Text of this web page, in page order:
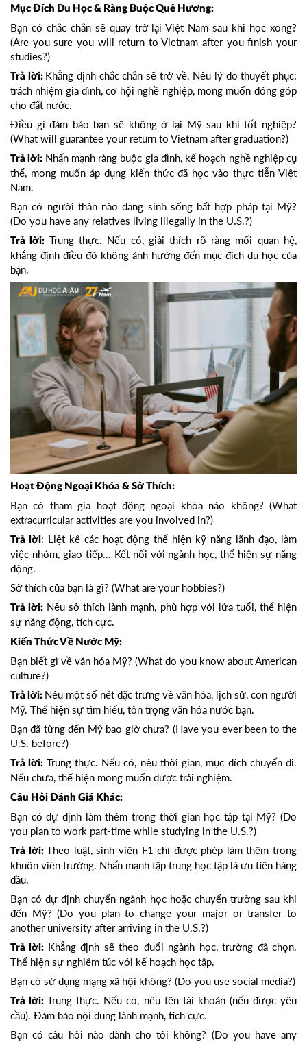
Mục Đích Du Học & Ràng Buộc Quê Hương:
Bạn có chắc chắn sẽ quay trở lại Việt Nam sau khi học xong?
(Are you sure you will return to Vietnam after you finish your
studies?)
Trả lời: Khẳng định chắc chắn sẽ trở về. Nêu lý do thuyết phục:
trách nhiệm gia đình, cơ hội nghề nghiệp, mong muốn đóng góp
cho đất nước.
Điều gì đảm bảo bạn sẽ không ở lại Mỹ sau khi tốt nghiệp?
(What will guarantee your return to Vietnam after graduation?)
Trả lời: Nhấn mạnh ràng buộc gia đình, kế hoạch nghề nghiệp cụ
thể, mong muốn áp dụng kiến thức đã học vào thực tiễn Việt
Nam.
Bạn có người thân nào đang sinh sống bất hợp pháp tại Mỹ?
(Do you have any relatives living illegally in the U.S.?)
Trả lời: Trung thực. Nếu có, giải thích rõ ràng mối quan hệ,
khẳng định điều đó không ảnh hưởng đến mục đích du học của
bạn.
Hoạt Động Ngoại Khóa & Sở Thích:
Bạn có tham gia hoạt động ngoại khóa nào không? (What
extracurricular activities are you involved in?)
Trả lời: Liệt kê các hoạt động thể hiện kỹ năng lãnh đạo, làm
việc nhóm, giao tiếp... Kết nối với ngành học, thể hiện sự năng
động.
Sở thích của bạn là gì? (What are your hobbies?)
Trả lời: Nêu sở thích lành mạnh, phù hợp với lứa tuổi, thể hiện
sự năng động, tích cực.
Kiến Thức Về Nước Mỹ:
Bạn biết gì về văn hóa Mỹ? (What do you know about American
culture?)
Trả lời: Nêu một số nét đặc trưng về văn hóa, lịch sử, con người
Mỹ. Thể hiện sự tìm hiểu, tôn trọng văn hóa nước bạn.
Bạn đã từng đến Mỹ bao giờ chưa? (Have you ever been to the
U.S. before?)
Trả lời: Trung thực. Nếu có, nêu thời gian, mục đích chuyến đi.
Nếu chưa, thể hiện mong muốn được trải nghiệm.
Câu Hỏi Đánh Giá Khác:
Bạn có dự định làm thêm trong thời gian học tập tại Mỹ? (Do
you plan to work part-time while studying in the U.S.?)
Trả lời: Theo luật, sinh viên F1 chỉ được phép làm thêm trong
khuôn viên trường. Nhấn mạnh tập trung học tập là ưu tiên hàng
đầu.
Bạn có dự định chuyển ngành học hoặc chuyển trường sau khi
đến Mỹ? (Do you plan to change your major or transfer to
another university after arriving in the U.S.?)
Trả lời: Khẳng định sẽ theo đuổi ngành học, trường đã chọn.
Thể hiện sự nghiêm túc với kế hoạch học tập.
Bạn có sử dụng mạng xã hội không? (Do you use social media?)
Trả lời: Trung thực. Nếu có, nêu tên tài khoản (nếu được yêu
cầu). Đảm bảo nội dung lành mạnh, tích cực.
Bạn có câu hỏi nào dành cho tôi không? (Do you have any